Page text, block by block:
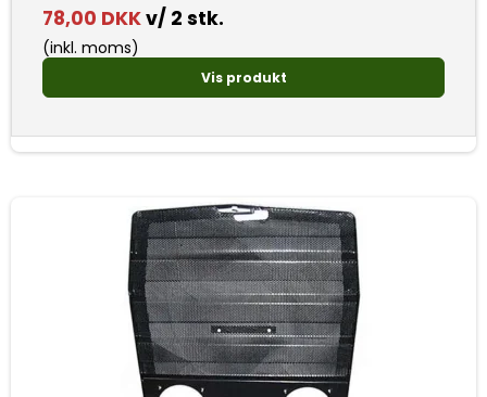
78,00 DKKv/ 2 stk.
(inkl. moms)
Vis produkt